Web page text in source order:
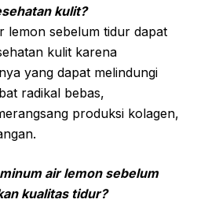
kulit?
lemon sebelum tidur dapat
kulit karena
yang dapat melindungi
radikal bebas,
produksi kolagen,
air lemon sebelum
kualitas tidur?